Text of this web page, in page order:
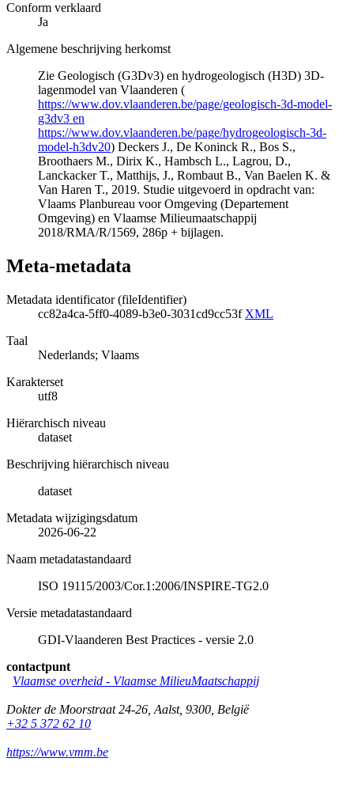
Conform verklaard
Ja
Algemene beschrijving herkomst
Zie Geologisch (G3Dv3) en hydrogeologisch (H3D) 3D-
lagenmodel van Vlaanderen (
https://www.dov.vlaanderen.be/page/geologisch-3d-model-
g3dv3 en
https://www.dov.vlaanderen.be/page/hydrogeologisch-3d-
model-h3dv20) Deckers J., De Koninck R., Bos S.,
Broothaers M., Dirix K., Hambsch L., Lagrou, D.,
Lanckacker T., Matthijs, J., Rombaut B., Van Baelen K. &
Van Haren T., 2019. Studie uitgevoerd in opdracht van:
Vlaams Planbureau voor Omgeving (Departement
Omgeving) en Vlaamse Milieumaatschappij
2018/RMA/R/1569, 286p + bijlagen.
Meta-metadata
Metadata identificator (fileIdentifier)
cc82a4ca-5ff0-4089-b3e0-3031cd9cc53f XML
Taal
Nederlands; Vlaams
Karakterset
utf8
Hiërarchisch niveau
dataset
Beschrijving hiërarchisch niveau
dataset
Metadata wijzigingsdatum
2026-06-22
Naam metadatastandaard
ISO 19115/2003/Cor.1:2006/INSPIRE-TG2.0
Versie metadatastandaard
GDI-Vlaanderen Best Practices - versie 2.0
contactpunt
Vlaamse overheid - Vlaamse MilieuMaatschappij
Dokter de Moorstraat 24-26 Aalst, 9300 België
+32 5 372 62 10
https://www.vmm.be